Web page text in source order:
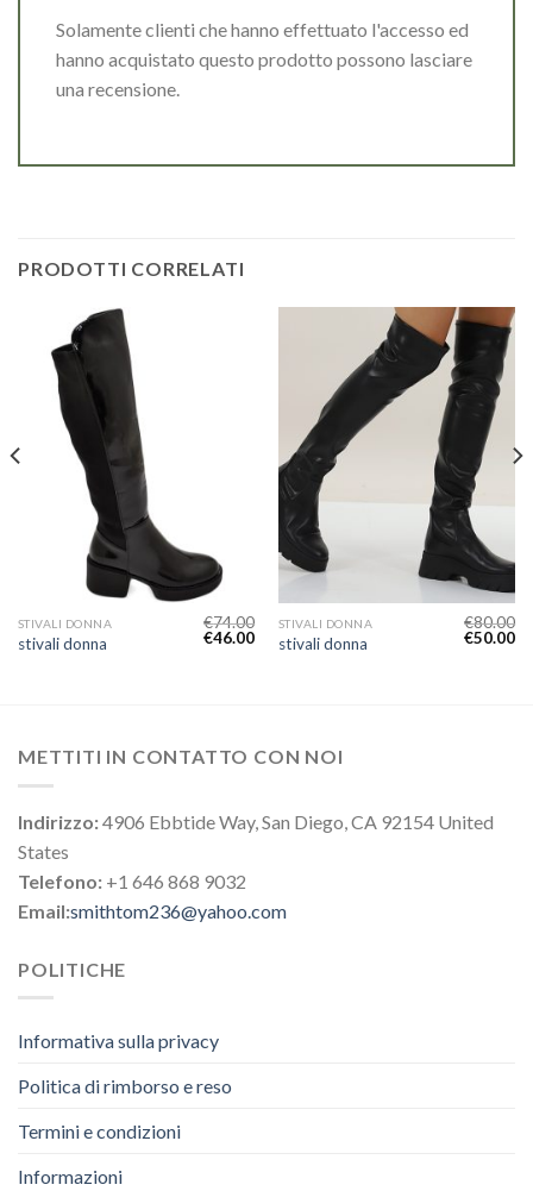
Solamente clienti che hanno effettuato l'accesso ed
hanno acquistato questo prodotto possono lasciare
una recensione.
PRODOTTI CORRELATI
STIVALI DONNA
stivali donna
€74.00
€46.00
STIVALI DONNA
stivali donna
€80.00
€50.00
METTITI IN CONTATTO CON NOI
Indirizzo:4906 Ebbtide Way, San Diego, CA 92154 United
States
Telefono: +1 646 868 9032
Email:smithtom236@yahoo.com
POLITICHE
Informativa sulla privacy
Politica di rimborso e reso
Termini e condizioni
Informazioni